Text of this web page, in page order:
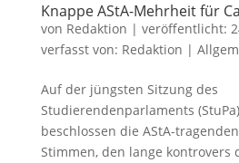
Knappe AStA-Mehrheit für
von Redaktion | veröffentlicht:
verfasst von: Redaktion |
Auf der jüngsten Sitzung des
Studierendenparlaments
beschlossen die AStA-
Stimmen, den lange kontrovers